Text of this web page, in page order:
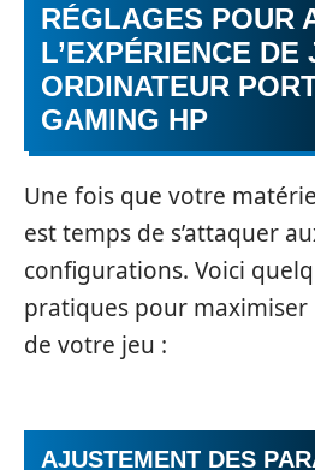
RÉGLAGES POUR
L’EXPÉRIENCE DE
ORDINATEUR
GAMING HP
Une fois que votre
est temps de s’attaquer
configurations. Voici
pratiques pour
de votre jeu :
AJUSTEMENT DES